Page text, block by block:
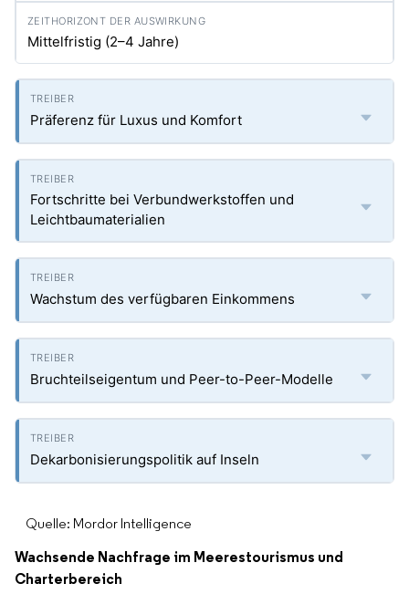
Mittelfristig (2–4 Jahre)
Präferenz für Luxus und Komfort
Fortschritte bei Verbundwerkstoffen und
Leichtbaumaterialien
Wachstum des verfügbaren Einkommens
Bruchteilseigentum und Peer-to-Peer-Modelle
Dekarbonisierungspolitik auf Inseln
Quelle: Mordor Intelligence
Wachsende Nachfrage im Meerestourismus und
Charterbereich